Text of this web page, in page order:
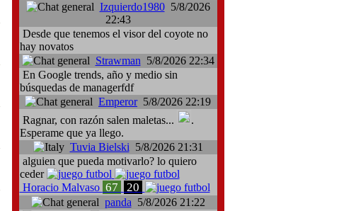
Izquierdo19805/8/2026
22:43
Desde que tenemos el visor del coyote no
hay novatos
Strawman 5/8/2026 22:34
En Google trends, año y medio sin
búsquedas de managerfdf
Emperor5/8/2026 22:19
Ragnar, con razón salen maletas...
.
Esperame que ya llego.
Tuvia Bielski 5/8/2026 21:31
alguien que pueda motivarlo? lo quiero
ceder
Horacio Malvaso 67 20
panda 5/8/2026 21:22